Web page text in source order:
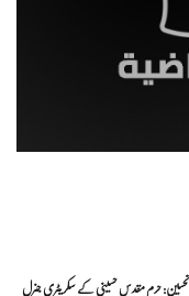
حرم مقدس حسینی کے سکریٹری جنرل